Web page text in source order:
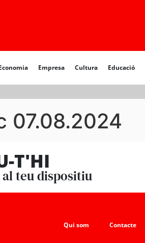
Empresa Cultura Educació
07.08.2024
T'HI
teu dispositiu
Qui som Contacte